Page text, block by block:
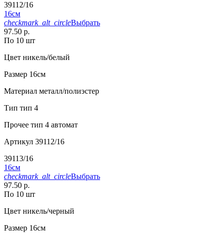
39112/16
16см
checkmark_alt_circleВыбрать
97.50 р.
По 10 шт
Цвет никель/белый
Размер 16см
Материал металл/полиэстер
Тип тип 4
Прочее тип 4 автомат
Артикул 39112/16
39113/16
16см
checkmark_alt_circleВыбрать
97.50 р.
По 10 шт
Цвет никель/черный
Размер 16см